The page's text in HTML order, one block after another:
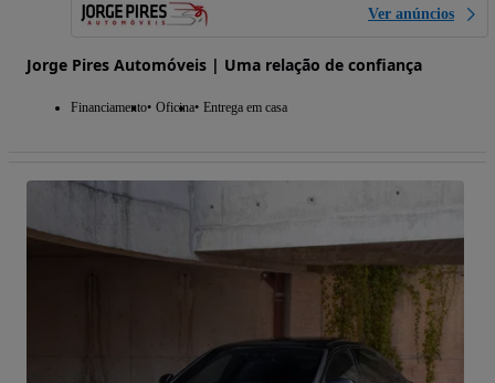
Ver anúncios
Jorge Pires Automóveis | Uma relação de confiança
Financiamento Oficina Entrega em casa